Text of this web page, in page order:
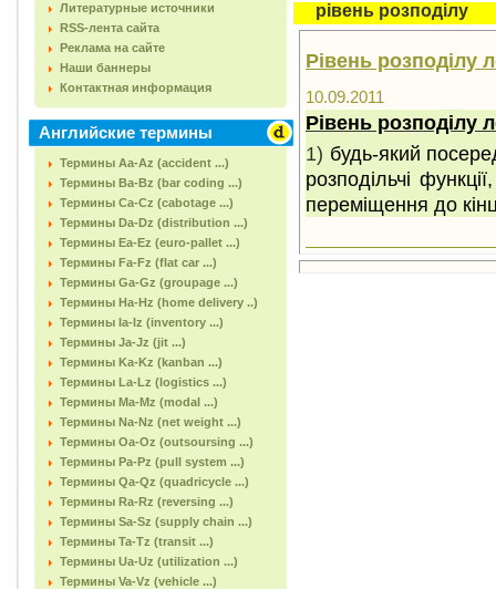
Литературные источники
RSS-лента сайта
Реклама на сайте
Наши баннеры
Контактная информация
Английские термины
Термины Aa-Az (accident ...)
Термины Ba-Bz (bar coding ...)
Термины Ca-Cz (cabotage ...)
Термины Da-Dz (distribution ...)
Термины Ea-Ez (euro-pallet ...)
Термины Fa-Fz (flat car ...)
Термины Ga-Gz (groupage ...)
Термины Ha-Hz (home delivery ..)
Термины Ia-Iz (inventory ...)
Термины Ja-Jz (jit ...)
Термины Ka-Kz (kanban ...)
Термины La-Lz (logistics ...)
Термины Ma-Mz (modal ...)
Термины Na-Nz (net weight ...)
Термины Oa-Oz (outsoursing ...)
Термины Pa-Pz (pull system ...)
Термины Qa-Qz (quadricycle ...)
Термины Ra-Rz (reversing ...)
Термины Sa-Sz (supply chain ...)
Термины Ta-Tz (transit ...)
Термины Ua-Uz (utilization ...)
Термины Va-Vz (vehicle ...)
рівень розподілу
Рівень розподілу
10.09.2011
Рівень розподілу
1) будь-який
розподільчі
переміщення до